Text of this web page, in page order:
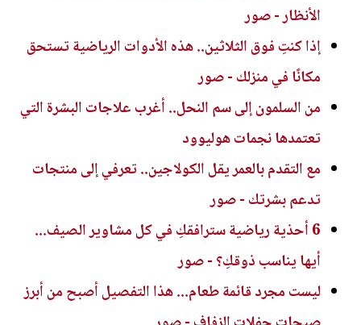
الأنظار - صور
إذا كنتِ فوق الثلاثين.. هذه الأدوات الرياضية تستحق
مكانًا في منزلك - صور
من السلمون إلى سم النحل.. أغرب علاجات البشرة التي
تعتمدها نجمات هوليوود
مع التقدم بالعمر يقل الكولاجين.. تعرفي إلى منتجات
تدعم بشرتك - صور
6 أحذية رياضية سترافقكِ في كل مشاوير الصيف...
أيها يناسب ذوقكِ؟ - صور
ليست مجرد قائمة طعام... هذا التفصيل أصبح من أبرز